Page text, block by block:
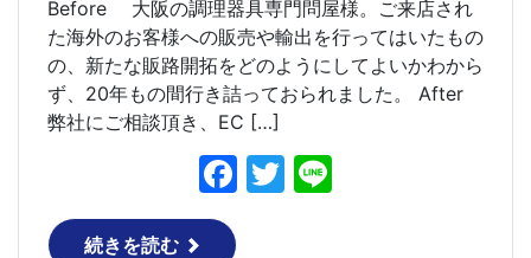
Before 大阪の調理器具専門問屋様。ご来店され
た海外のお客様への販売や輸出を行ってはいたもの
の、新たな販路開拓をどのようにしてよいかわから
ず、20年もの間行き詰っておられました。 After
弊社にご相談頂き、EC […]
F T
続きを読む